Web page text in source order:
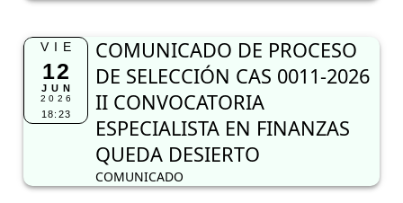
VIE
12
JUN
2026
18:23
COMUNICADO DE PROCESO
DE SELECCIÓN CAS 0011-2026
II CONVOCATORIA
ESPECIALISTA EN FINANZAS
QUEDA DESIERTO
COMUNICADO